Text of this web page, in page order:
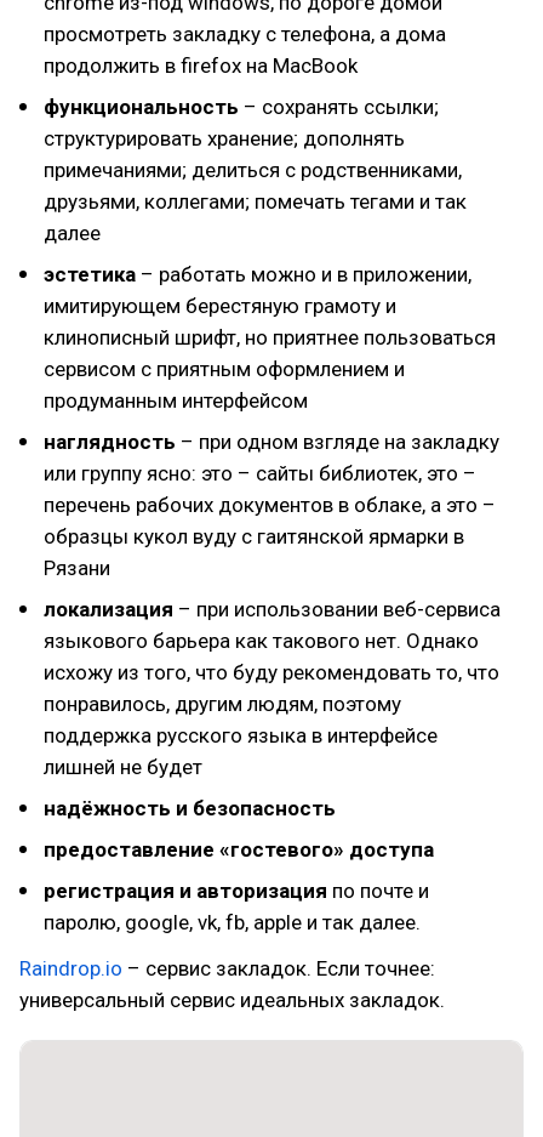
просмотреть закладку с телефона, а дома
продолжить в firefox на MacBook
функциональность – сохранять ссылки;
структурировать хранение; дополнять
примечаниями; делиться с родственниками,
друзьями, коллегами; помечать тегами и так
далее
эстетика – работать можно и в приложении,
имитирующем берестяную грамоту и
клинописный шрифт, но приятнее пользоваться
сервисом с приятным оформлением и
продуманным интерфейсом
наглядность – при одном взгляде на закладку
или группу ясно: это – сайты библиотек, это –
перечень рабочих документов в облаке, а это –
образцы кукол вуду с гаитянской ярмарки в
Рязани
локализация – при использовании веб-сервиса
языкового барьера как такового нет. Однако
исхожу из того, что буду рекомендовать то, что
понравилось, другим людям, поэтому
поддержка русского языка в интерфейсе
лишней не будет
надёжность и безопасность
предоставление «гостевого» доступа
регистрация и авторизация по почте и
паролю, google, vk, fb, apple и так далее.
Raindrop.io – сервис закладок. Если точнее:
универсальный сервис идеальных закладок.